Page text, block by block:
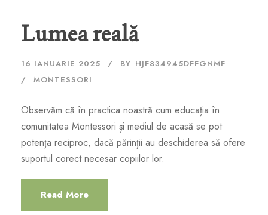
Lumea reală
16 IANUARIE 2025 BY HJF834945DFFGNMF
MONTESSORI
Observăm că în practica noastră cum educația în
comunitatea Montessori și mediul de acasă se pot
potența reciproc, dacă părinții au deschiderea să ofere
suportul corect necesar copiilor lor.
Read More